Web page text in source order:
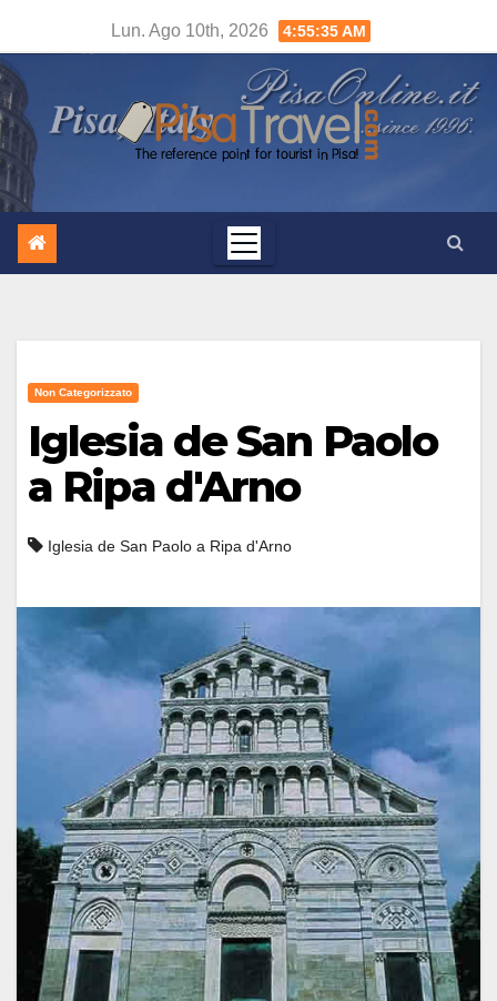
contenuto
Lun. Ago 10th, 2026 4:55:36 AM
Non Categorizzato
Iglesia de San Paolo
a Ripa d'Arno
Iglesia de San Paolo a Ripa d'Arno